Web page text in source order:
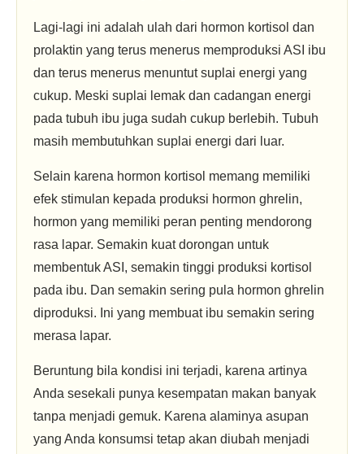
Lagi-lagi ini adalah ulah dari hormon kortisol dan
prolaktin yang terus menerus memproduksi ASI ibu
dan terus menerus menuntut suplai energi yang
cukup. Meski suplai lemak dan cadangan energi
pada tubuh ibu juga sudah cukup berlebih. Tubuh
masih membutuhkan suplai energi dari luar.
Selain karena hormon kortisol memang memiliki
efek stimulan kepada produksi hormon ghrelin,
hormon yang memiliki peran penting mendorong
rasa lapar. Semakin kuat dorongan untuk
membentuk ASI, semakin tinggi produksi kortisol
pada ibu. Dan semakin sering pula hormon ghrelin
diproduksi. Ini yang membuat ibu semakin sering
merasa lapar.
Beruntung bila kondisi ini terjadi, karena artinya
Anda sesekali punya kesempatan makan banyak
tanpa menjadi gemuk. Karena alaminya asupan
yang Anda konsumsi tetap akan diubah menjadi